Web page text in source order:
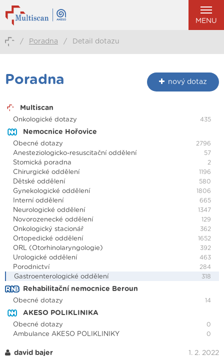
MENU
/ Poradna / Detail dotazu
Poradna nový dotaz
Multiscan
Onkologické dotazy 435
Nemocnice Hořovice
Obecné dotazy 2796
Anesteziologicko-resuscitační oddělení 57
Stomická poradna 2
Chirurgické oddělení 1196
Dětské oddělení 580
Gynekologické oddělení 1806
Interní oddělení 665
Neurologické oddělení 1347
Novorozenecké oddělení 129
Onkologický stacionář 362
Ortopedické oddělení 1652
ORL (Otorhinolaryngologie) 392
Urologické oddělení 463
Porodnictví 284
Gastroenterologické oddělení 318
Rehabilitační nemocnice Beroun
Obecné dotazy 14
AKESO POLIKLINIKA
Obecné dotazy 0
Ambulance AKESO POLIKLINIKY 0
david bajer 1. 2. 2022